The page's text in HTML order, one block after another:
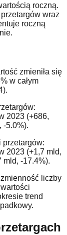
roczną.
wraz
roczną
zmieniła się
w całym
2023 (+686,
-5.0%).
przetargów:
2023 (+1,7 mld,
mld, -17.4%).
liczby
trend